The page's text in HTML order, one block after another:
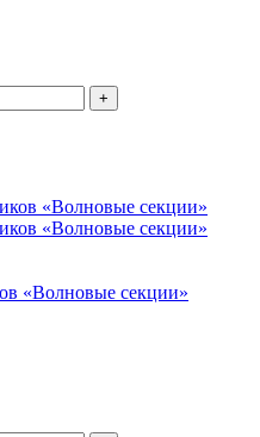
«Волновые секции»